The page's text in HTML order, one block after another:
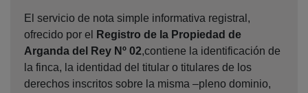
El servicio de nota simple informativa registral,
ofrecido por el
Registro de la Propiedad de
Arganda del Rey Nº 02,contiene la identificación de
la finca, la identidad del titular o titulares de los
derechos inscritos sobre la misma –pleno dominio,